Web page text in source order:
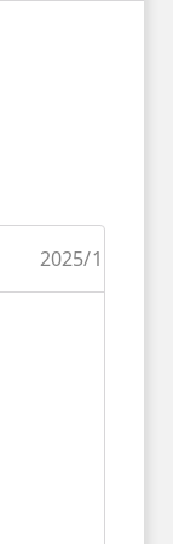
2025/11